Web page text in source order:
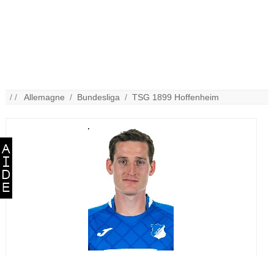
/ /Allemagne / Bundesliga /TSG 1899 Hoffenheim